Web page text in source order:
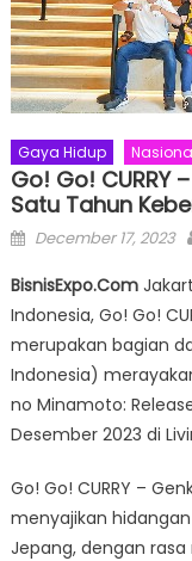
Gaya Hidup
Go! Go! CURRY
Satu Tahun
Posted
December 17, 2023
BisnisExpo.Com
Indonesia, Go! Go!
merupakan bagian
Indonesia)
no Minamoto:
Desember 2023 di
Go! Go! CURRY –
menyajikan
Jepang, dengan